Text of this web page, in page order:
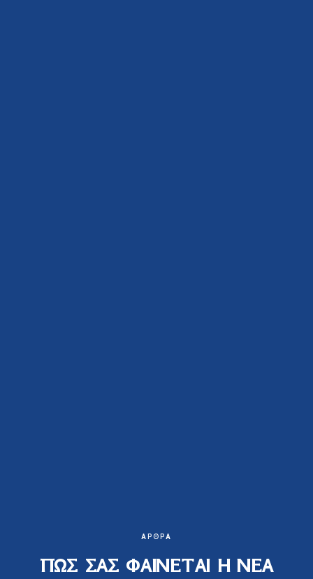
ΆΡΘΡΑ
ΠΩΣ ΣΑΣ ΦΑΙΝΕΤΑΙ Η ΝΕΑ